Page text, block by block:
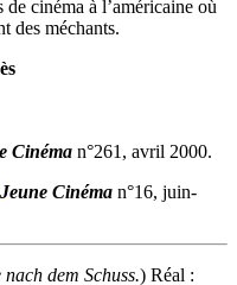
de cinéma à l’américaine où
des méchants.
Cinéma n°261, avril 2000.
Jeune Cinéma n°16, juin-
dem Schuss.) Réal :